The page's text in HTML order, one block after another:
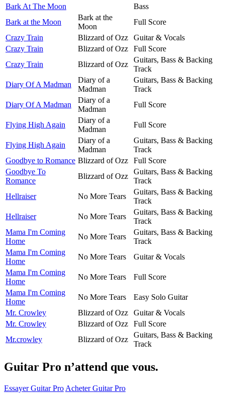
Bark At The Moon
Bass
Bark at the Moon
Bark at the
Moon
Full Score
Crazy Train
Blizzard of Ozz
Guitar & Vocals
Crazy Train
Blizzard of Ozz
Full Score
Crazy Train
Blizzard of Ozz
Guitars, Bass & Backing
Track
Diary Of A Madman
Diary of a
Madman
Guitars, Bass & Backing
Track
Diary Of A Madman
Diary of a
Madman
Full Score
Flying High Again
Diary of a
Madman
Full Score
Flying High Again
Diary of a
Madman
Guitars, Bass & Backing
Track
Goodbye to Romance Blizzard of Ozz
Full Score
Goodbye To
Romance
Blizzard of Ozz
Guitars, Bass & Backing
Track
Hellraiser
No More Tears
Guitars, Bass & Backing
Track
Hellraiser
No More Tears
Guitars, Bass & Backing
Track
Mama I'm Coming
Home
No More Tears
Guitars, Bass & Backing
Track
Mama I'm Coming
Home
No More Tears
Guitar & Vocals
Mama I'm Coming
Home
No More Tears
Full Score
Mama I'm Coming
Home
No More Tears
Easy Solo Guitar
Mr. Crowley
Blizzard of Ozz
Guitar & Vocals
Mr. Crowley
Blizzard of Ozz
Full Score
Mr.crowley
Blizzard of Ozz
Guitars, Bass & Backing
Track
Guitar Pro n’attend que vous.
Essayer Guitar Pro Acheter Guitar Pro